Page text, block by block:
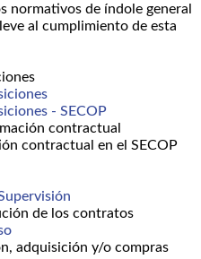
normativos de índole general
al cumplimiento de esta
- SECOP
contractual
contractual en el SECOP
de los contratos
adquisición y/o compras